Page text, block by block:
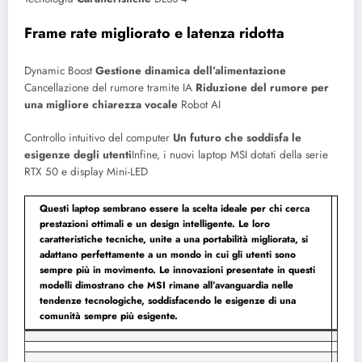
Frame rate migliorato e latenza ridotta
Dynamic BoostGestione dinamica dell’alimentazione
Cancellazione del rumore tramite IA Riduzione del rumore per
una migliore chiarezza vocale Robot AI
Controllo intuitivo del computer Un futuro che soddisfa le
esigenze degli utentiInfine, i nuovi laptop MSI dotati della serie
RTX 50 e display Mini-LED
Questi laptop sembrano essere la scelta ideale per chi cerca
prestazioni ottimali e un design intelligente. Le loro
caratteristiche tecniche, unite a una portabilità migliorata, si
adattano perfettamente a un mondo in cui gli utenti sono
sempre più in movimento. Le innovazioni presentate in questi
modelli dimostrano che MSI rimane all’avanguardia nelle
tendenze tecnologiche, soddisfacendo le esigenze di una
comunità sempre più esigente.